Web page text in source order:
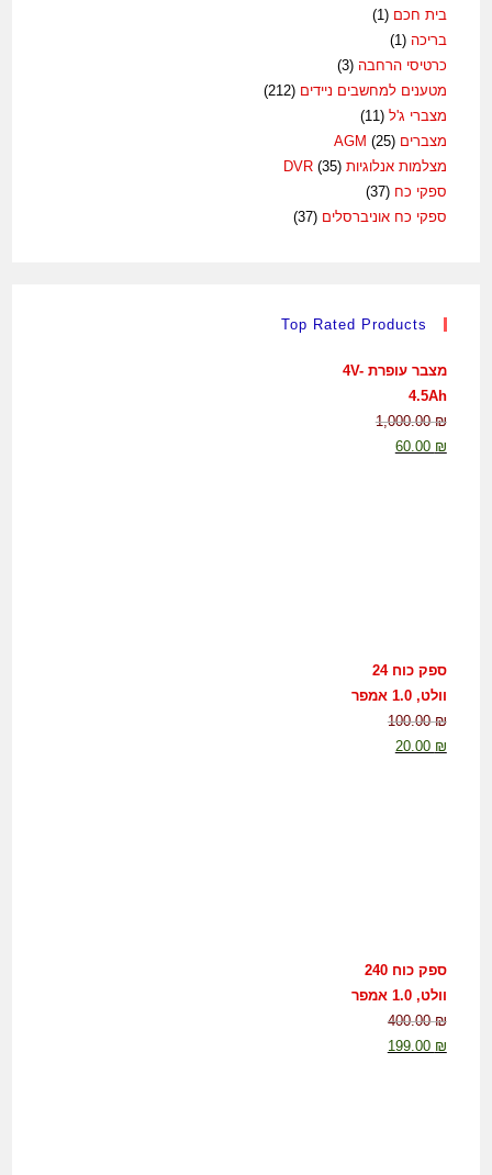
בית חכם (1)
בריכה (1)
כרטיסי הרחבה (3)
מטענים למחשבים ניידים (212)
מצברי ג'ל (11)
מצברים AGM(25)
מצלמות אנלוגיות DVR(35)
ספקי כח (37)
ספקי כח אוניברסלים (37)
Top Rated Products
מצבר עופרת 4V-
4.5Ah
1,000.00₪
60.00 ₪
ספק כוח 24
וולט, 1.0 אמפר
100.00₪
20.00 ₪
ספק כוח 240
וולט, 1.0 אמפר
400.00₪
199.00 ₪